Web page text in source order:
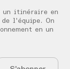
un itinéraire en
l'équipe. On
en un